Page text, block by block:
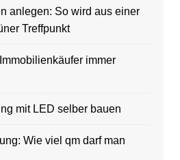
anlegen: So wird aus einer
Treffpunkt
immer
mit LED selber bauen
Wie viel qm darf man